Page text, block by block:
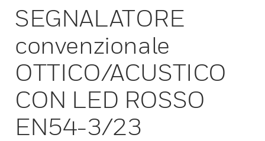
SEGNALATORE
convenzionale
OTTICO/ACUSTICO
CON LED ROSSO
EN54-3/23